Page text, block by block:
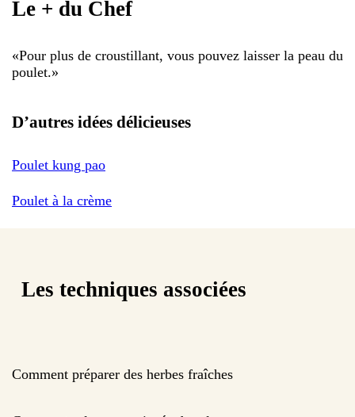
Le + du Chef
«Pour plus de croustillant, vous pouvez laisser la peau du
poulet.»
D’autres idées délicieuses
Poulet kung pao
Poulet à la crème
Les techniques associées
Comment préparer des herbes fraîches